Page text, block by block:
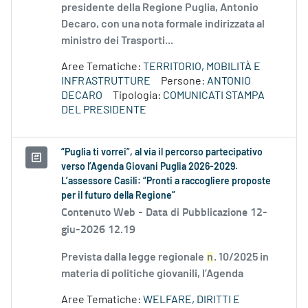
presidente della Regione Puglia, Antonio
Decaro, con una nota formale indirizzata al
ministro dei Trasporti...
Aree Tematiche: TERRITORIO, MOBILITÀ E
INFRASTRUTTURE
Persone: ANTONIO
DECARO
Tipologia: COMUNICATI STAMPA
DEL PRESIDENTE
“Puglia ti vorrei”, al via il percorso partecipativo
verso l’Agenda Giovani Puglia 2026-2029.
L’assessore Casili: “Pronti a raccogliere proposte
per il futuro della Regione”
Contenuto Web - Data di Pubblicazione 12-
giu-2026 12.19
Prevista dalla legge regionale n. 10/2025 in
materia di politiche giovanili, l’Agenda
Aree Tematiche: WELFARE, DIRITTI E